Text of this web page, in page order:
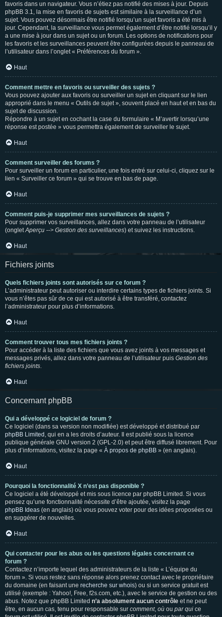
favoris dans un navigateur. Vous n’étiez pas notifié des mises à jour. Depuis
phpBB 3.1, la mise en favoris de sujets est similaire à la surveillance d’un
sujet. Vous pouvez désormais être notifié lorsqu’un sujet favoris a été mis à
jour. Cependant, la surveillance vous permet également d’être notifié lorsqu’il y
a une mise à jour dans un sujet ou un forum. Les options de notifications pour
les favoris et les surveillances peuvent être configurées depuis le panneau de
l’utilisateur dans l’onglet « Préférences du forum ».
Haut
Comment mettre en favoris ou surveiller des sujets ?
Vous pouvez ajouter aux favoris ou surveiller un sujet en cliquant sur le lien
approprié dans le menu « Outils de sujet », souvent placé en haut et en bas du
sujet de discussion.
Répondre à un sujet en cochant la case du formulaire « M’avertir lorsqu’une
réponse est postée » vous permettra également de surveiller le sujet.
Haut
Comment surveiller des forums ?
Pour surveiller un forum en particulier, une fois entré sur celui-ci, cliquez sur le
lien « Surveiller ce forum » qui se trouve en bas de page.
Haut
Comment puis-je supprimer mes surveillances de sujets ?
Pour supprimer vos surveillances, allez dans votre panneau de l’utilisateur
(ongletAperçu --> Gestion des surveillances) et suivez les instructions.
Haut
Fichiers joints
Quels fichiers joints sont autorisés sur ce forum ?
L’administrateur peut autoriser ou interdire certains types de fichiers joints. Si
vous n’êtes pas sûr de ce qui est autorisé à être transféré, contactez
l’administrateur pour plus d’informations.
Haut
Comment trouver tous mes fichiers joints ?
Pour accéder à la liste des fichiers que vous avez joints à vos messages et
messages privés, allez dans votre panneau de l’utilisateur puis Gestion des
fichiers joints.
Haut
Concernant phpBB
Qui a développé ce logiciel de forum ?
Ce logiciel (dans sa version non modifiée) est développé et distribué par
phpBB Limited , qui en a les droits d’auteur. Il est publié sous la licence
publique générale GNU version 2 (GPL-2.0) et peut être diffusé librement. Pour
plus d’informations, visitez la page « À propos de phpBB » (en anglais).
Haut
Pourquoi la fonctionnalité X n’est pas disponible ?
Ce logiciel a été développé et mis sous licence par phpBB Limited. Si vous
pensez qu’une fonctionnalité nécessite d’être ajoutée, visitez la page
phpBB Ideas (en anglais) où vous pouvez voter pour des idées proposées ou
en suggérer de nouvelles.
Haut
Qui contacter pour les abus ou les questions légales concernant ce
forum ?
Contactez n’importe lequel des administrateurs de la liste « L’équipe du
forum ». Si vous restez sans réponse alors prenez contact avec le propriétaire
du domaine (en faisant une recherche sur whois) ou si un service gratuit est
utilisé (exemple : Yahoo!, Free, f2s.com, etc.), avec le service de gestion ou des
abus. Notez que phpBB Limited n’a absolument aucun contrôle et ne peut
être, en aucun cas, tenu pour responsable sur comment, où ou par qui ce